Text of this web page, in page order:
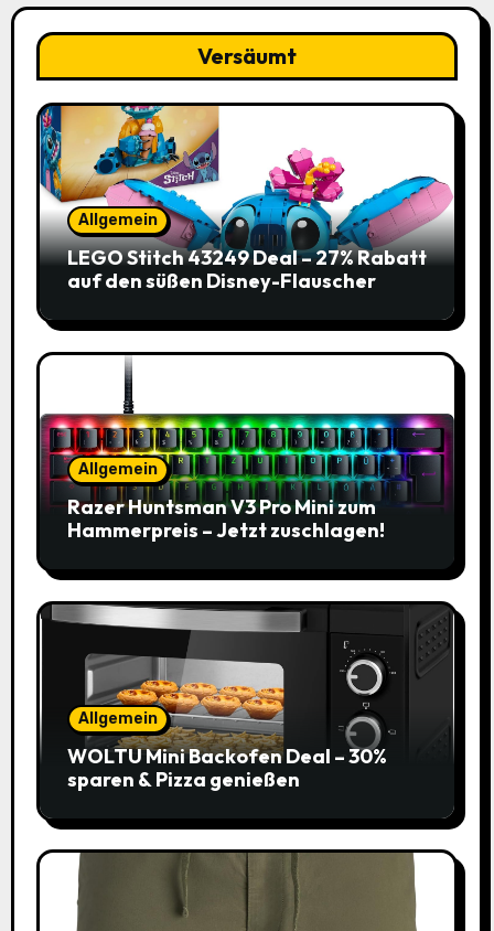
Versäumt
Allgemein
LEGO Stitch 43249 Deal – 27% Rabatt
auf den süßen Disney-Flauscher
Allgemein
Razer Huntsman V3 Pro Mini zum
Hammerpreis – Jetzt zuschlagen!
Allgemein
WOLTU Mini Backofen Deal – 30%
sparen & Pizza genießen